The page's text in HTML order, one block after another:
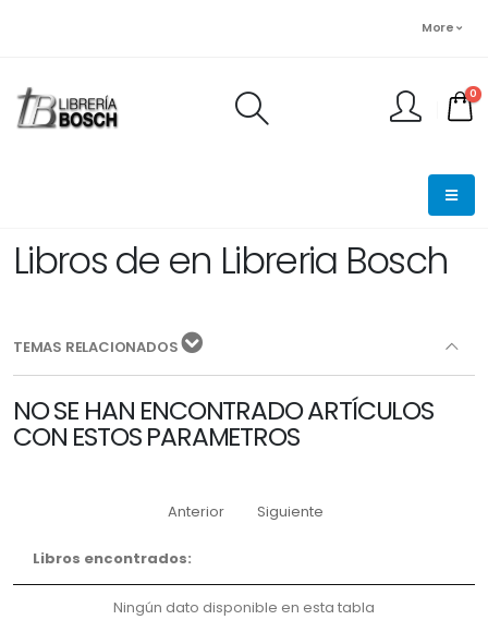
More
0
Libros de en Libreria Bosch
TEMAS RELACIONADOS
NO SE HAN ENCONTRADO ARTÍCULOS
CON ESTOS PARAMETROS
Anterior Siguiente
Libros encontrados:
Ningún dato disponible en esta tabla